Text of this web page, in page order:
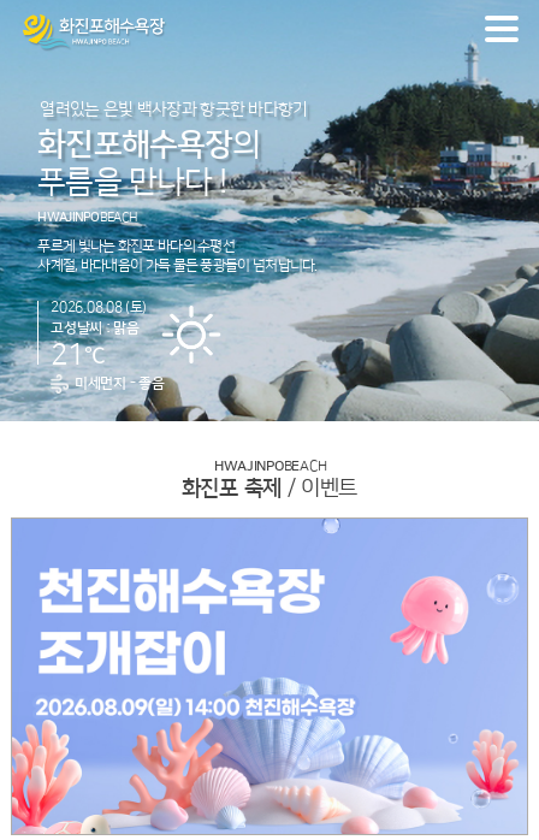
열려있는 은빛 백사장과 향긋한 바다향기
화진포해수욕장의
푸름을 만나다 !
HWAJINPOBEACH
푸르게 빛나는 화진포 바다의 수평선
사계절, 바다내음이 가득 물든 풍광들이 넘처납니다.
2026.08.08 (토)
고성날씨 : 맑음
21℃
미세먼지 -좋음
HWAJINPOBEACH
화진포 축제 / 이벤트